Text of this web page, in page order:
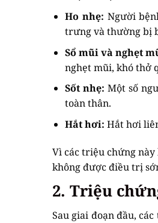
Ho nhẹ: Người
trưng và thường bị
Sổ mũi và nghẹt
nghẹt mũi, khó thở
Sốt nhẹ: Một số
toàn thân.
Hắt hơi: Hắt hơi
Vì các triệu chứng
không được điều trị
2. Triệu
Sau giai đoạn đầu,